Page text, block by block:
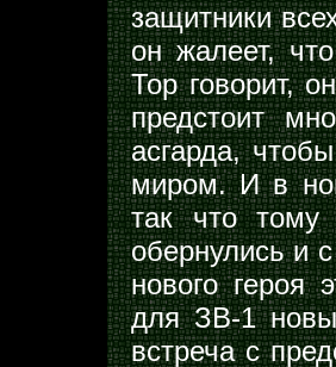
защитники
он жалеет,
Тор говорит,
предстоит
асгарда,
миром. И в
так что тому
обернулись и
нового героя
для ЗВ-1
встреча с